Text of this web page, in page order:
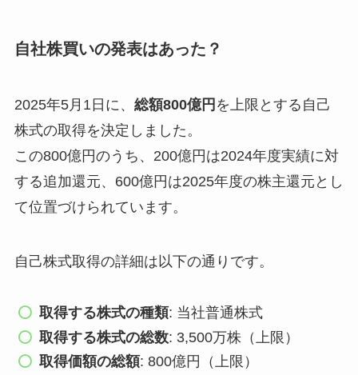
自社株買いの発表はあった？
2025年5月1日に、 総額800億円 を上限とする自己
株式の取得を決定しました。
この800億円のうち、200億円は2024年度実績に対
する追加還元、600億円は2025年度の株主還元とし
て位置づけられています。
自己株式取得の詳細は以下の通りです。
取得する株式の種類: 当社普通株式
取得する株式の総数: 3,500万株（上限）
取得価額の総額: 800億円（上限）